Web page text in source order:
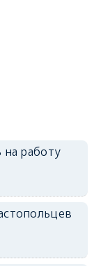
на работу